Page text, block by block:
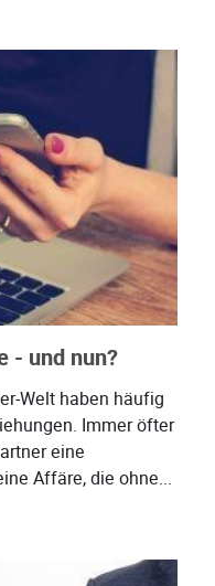
- und nun?
Welt haben häufig
Immer öfter
eine
Affäre, die ohne...